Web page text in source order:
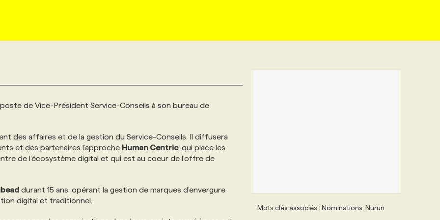
de Vice-Président Service-Conseils à son bureau de
des affaires et de la gestion du Service-Conseils. Il diffusera
et des partenaires l’approche Human Centric, qui place les
de l’écosystème digital et qui est au coeur de l’offre de
durant 15 ans, opérant la gestion de marques d’envergure
digital et traditionnel.
Mots clés associés : Nominations, Nurun